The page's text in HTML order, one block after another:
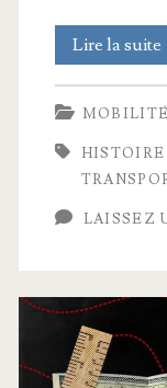
Lire la suite
3
MOBILITÉ
HISTOIRE
LAISSEZ